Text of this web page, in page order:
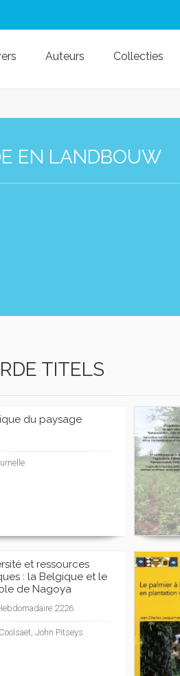
Auteurs Collecties
EN LANDBOUW
TITELS
du paysage
et ressources
: la Belgique et le
de Nagoya
2226
John Pitseys